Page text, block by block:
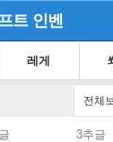
트 인벤
레게
전체
3추글